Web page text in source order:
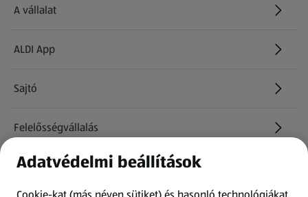
A vállalat
ALDI App
Sajtó
Felelősségvállalás
Információk
Adatvédelmi beállítások